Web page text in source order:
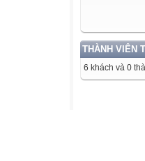
THÀNH VIÊN
6 khách và 0